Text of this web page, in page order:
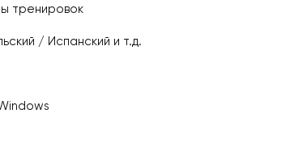
тренировок
/ Испанский и т.д.